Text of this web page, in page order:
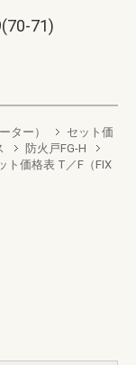
71)
ター）
セット価
防火戸FG-H
ト価格表 T／F（FIX